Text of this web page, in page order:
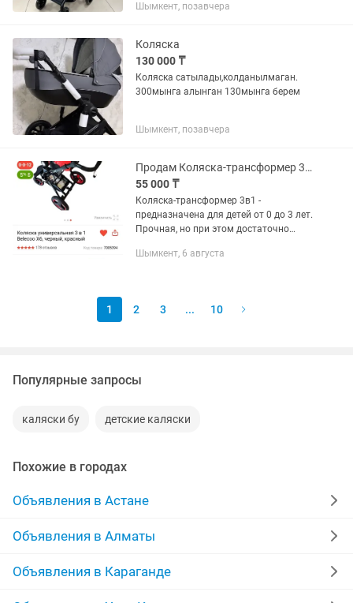
Шымкент, позавчера
Коляска
130 000 ₸
Коляска сатылады,колданылмаган.
300мынга алынган 130мынга берем
Шымкент, позавчера
Продам Коляска-трансформер 3в1
55 000 ₸
Коляска-трансформер 3в1 -
предназначена для детей от 0 до 3 лет.
Прочная, но при этом достаточно
облегченного сплава алюминия.
Шымкент, 6 августа
1 2 3 ... 10
Популярные запросы
каляски бу детские каляски
Похожие в городах
Объявления в Астане
Объявления в Алматы
Объявления в Караганде